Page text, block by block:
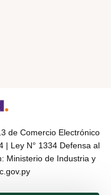
de Comercio Electrónico
| Ley N° 1334 Defensa al
Ministerio de Industria y